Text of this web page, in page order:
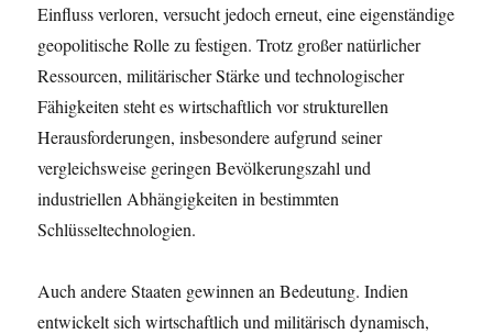
Einfluss verloren, versucht jedoch erneut, eine eigenständige
geopolitische Rolle zu festigen. Trotz großer natürlicher
Ressourcen, militärischer Stärke und technologischer
Fähigkeiten steht es wirtschaftlich vor strukturellen
Herausforderungen, insbesondere aufgrund seiner
vergleichsweise geringen Bevölkerungszahl und
industriellen Abhängigkeiten in bestimmten
Schlüsseltechnologien.
Auch andere Staaten gewinnen an Bedeutung. Indien
entwickelt sich wirtschaftlich und militärisch dynamisch,